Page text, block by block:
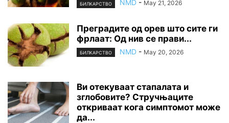
БИЛКАРСТВО NMD - May 21, 2026
Преградите од орев што сите ги
фрлаат: Од нив се прави...
БИЛКАРСТВО NMD - May 20, 2026
Ви отекуваат стапалата и
зглобовите? Стручњаците
откриваат кога симптомот може
да...